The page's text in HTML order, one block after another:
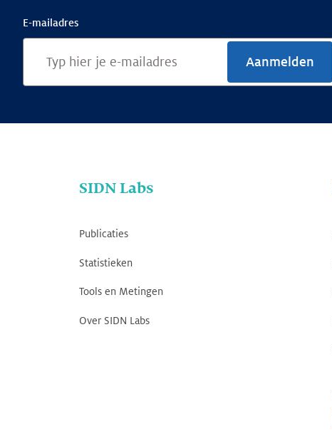
E-mailadres
Aanmelden
SIDN Labs
Publicaties
Statistieken
Tools en Metingen
Over SIDN Labs